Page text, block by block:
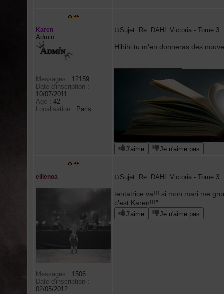
Karen
Admin
Messages : 12159
Date d'inscription :
10/07/2011
Age : 42
Localisation : Paris
Sujet: Re: DAHL Victoria - Tome
Hihihi tu m'en donneras des
J'aime Je n'aime pas
ellienoa
Messages : 1506
Date d'inscription :
02/05/2012
Sujet: Re: DAHL Victoria - Tome
tentatrice va!!! si mon mari me
c'est Karen!!!"
J'aime Je n'aime pas